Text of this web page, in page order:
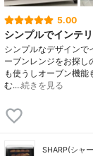
5.00
シンプルでインテ
シンプルなデザインで
ーブンレンジをお探し
も使うしオーブン機
む.…続きを見る
SHARP(シャ